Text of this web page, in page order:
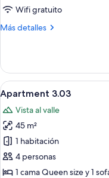
Wifi gratuito
Más detalles
Más
3.02
Ver
todas
las
fotos
de
Apartment
3.03
9
Apartment 3.03
Vista al valle
45 m²
1 habitación
4 personas
1 cama Queen size y 1